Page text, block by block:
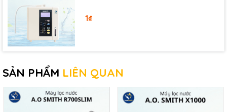
1₫
SẢN PHẨM LIÊN QUAN